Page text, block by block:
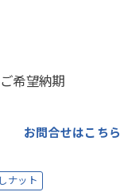
希望納期
お問合せはこちら
ナット